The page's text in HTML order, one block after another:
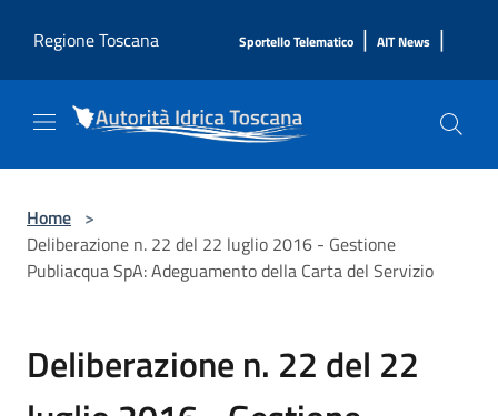
Regione Toscana
Sportello Telematico | AIT News |
Home >
Deliberazione n. 22 del 22 luglio 2016 - Gestione
Publiacqua SpA: Adeguamento della Carta del Servizio
Deliberazione n. 22 del 22